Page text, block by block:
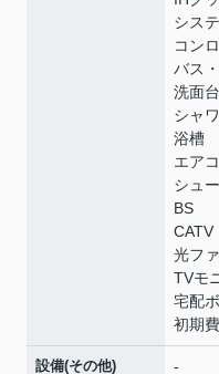
シス
コン
バス
洗面台
シャ
浴槽
エア
シュ
BS
CATV
光フ
TVモ
宅配
初期
設備(その他) -